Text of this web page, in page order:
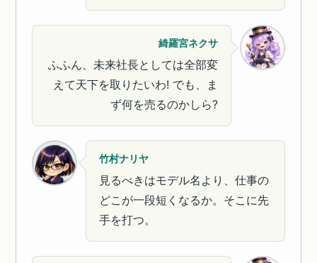
綺羅宮ネクサ
ふふん、未来社長としては全部変
えて天下を取りたいわ! でも、ま
ず何を売るのかしら?
竹村ナリヤ
見るべきはモデル名より、仕事の
どこが一段短くなるか。そこに先
手を打つ。